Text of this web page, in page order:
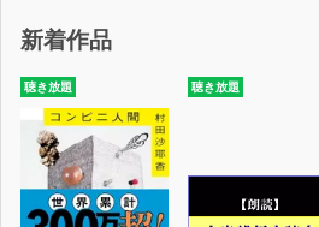
です。「聞き流すだけ」ができる
皆様がスピードラーニングの生き
しく身につけていただくことを願
新着作品
聴き放題 聴き放題